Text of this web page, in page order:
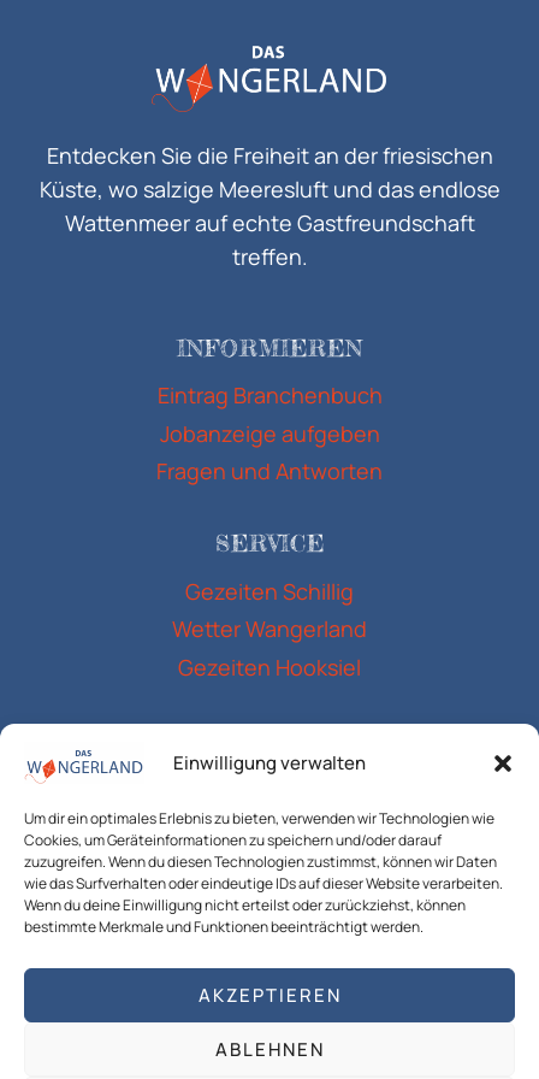
Einwilligung verwalten
Um dir ein optimales Erlebnis zu bieten, verwenden wir Technologien wie
Cookies, um Geräteinformationen zu speichern und/oder darauf
zuzugreifen. Wenn du diesen Technologien zustimmst, können wir Daten
wie das Surfverhalten oder eindeutige IDs auf dieser Website verarbeiten.
Wenn du deine Einwilligung nicht erteilst oder zurückziehst, können
bestimmte Merkmale und Funktionen beeinträchtigt werden.
AKZEPTIEREN
ABLEHNEN
Entdecken Sie die Freiheit an der friesischen
Küste, wo salzige Meeresluft und das endlose
Wattenmeer auf echte Gastfreundschaft
treffen.
INFORMIEREN
Eintrag Branchenbuch
Jobanzeige aufgeben
Fragen und Antworten
SERVICE
Gezeiten Schillig
Wetter Wangerland
Gezeiten Hooksiel
Datenschutzerklärung
Cookie-Richtlinie (EU)
AGB`s
© 2026 das Wangerland T4 Consulting die